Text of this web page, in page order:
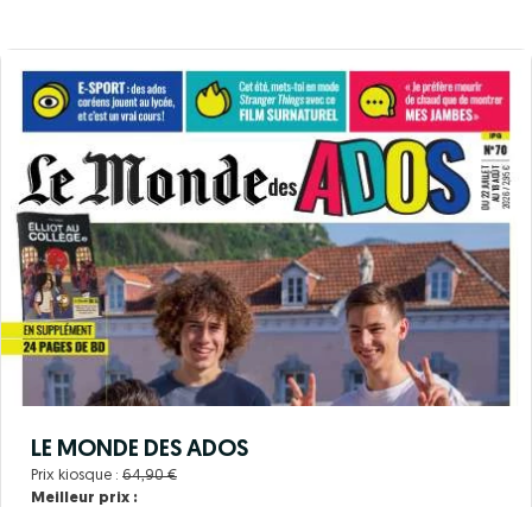
LE MONDE DES ADOS
Prix kiosque : 64,90 €
Meilleur prix :